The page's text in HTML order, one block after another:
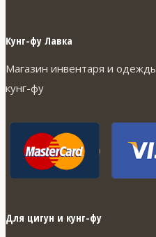
Кунг-фу Лавка
Магазин инвентаря и
кунг-фу
Для цигун и кунг-фу